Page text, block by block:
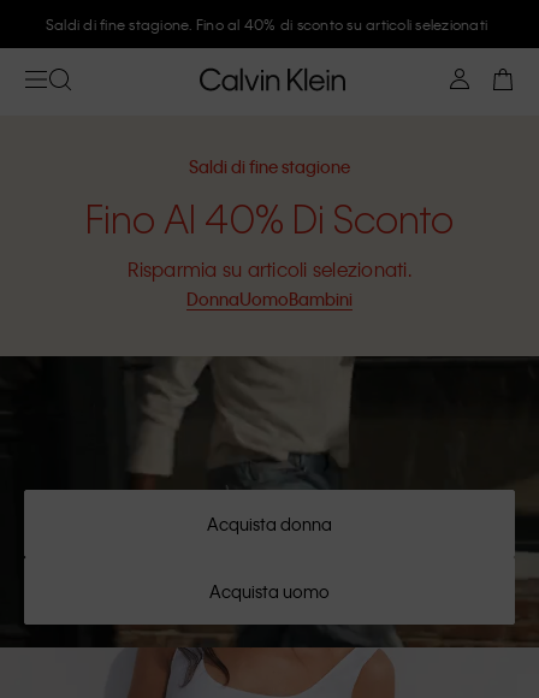
Saldi di fine stagione. Fino al 40% di sconto su articoli selezionati
Saldi di fine stagione
Fino Al 40% Di Sconto
Risparmia su articoli selezionati.
DonnaUomoBambini
Acquista donna
Acquista uomo